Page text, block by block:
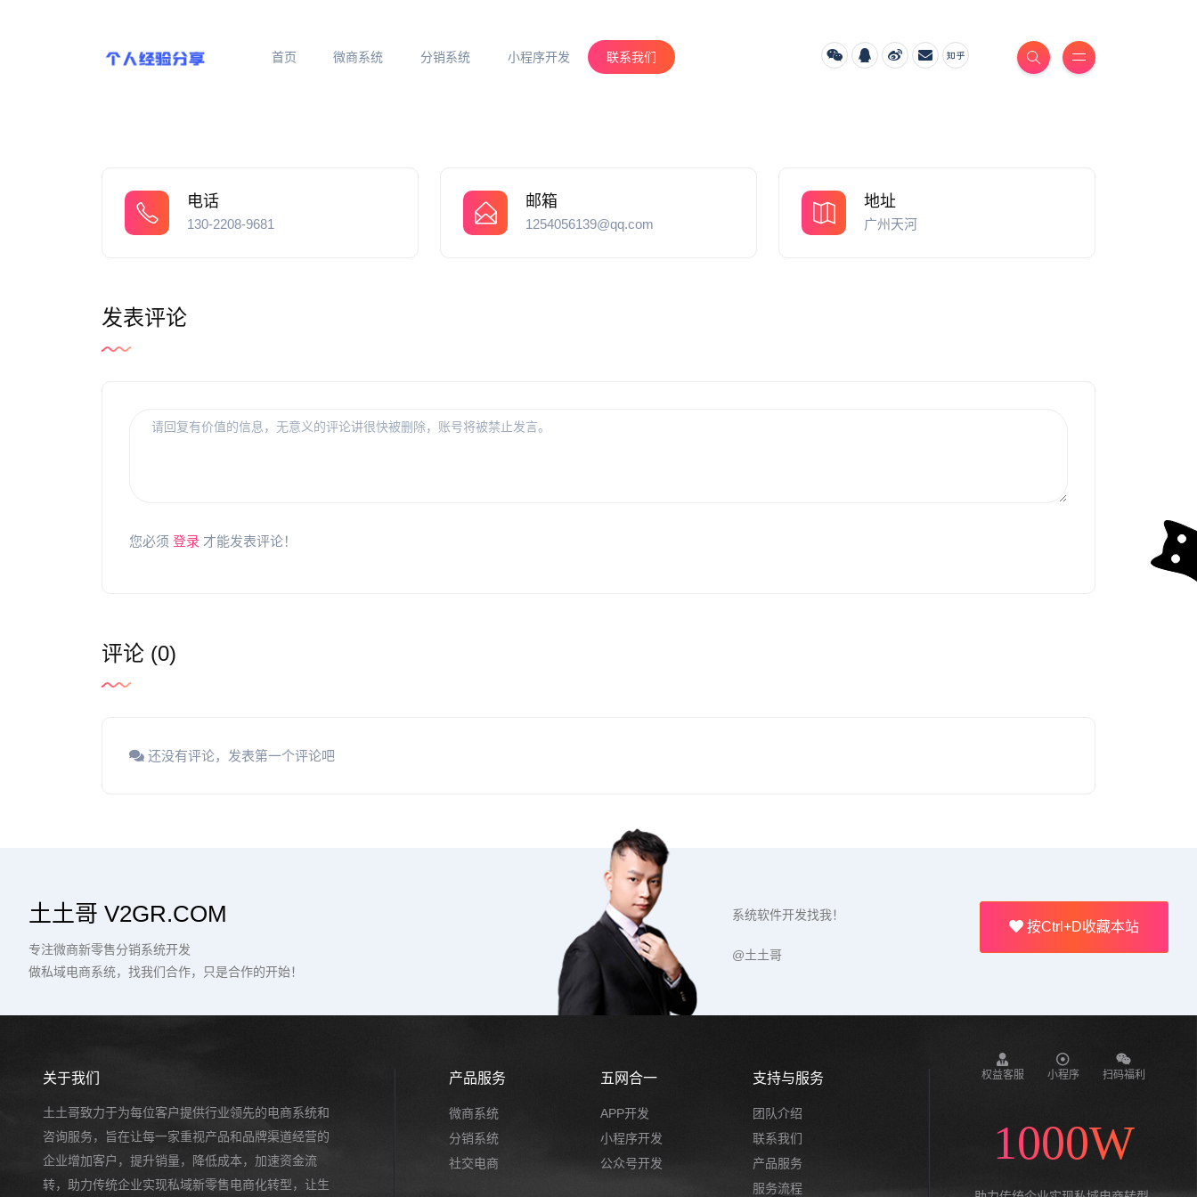
首页 微商系统 分销系统 小程序开发 联系我们
电话
130-2208-9681
邮箱
1254056139@qq.com
地址
广州天河
发表评论
您必须 登录 才能发表评论！
评论 (0)
还没有评论，发表第一个评论吧
土土哥 V2GR.COM
专注微商新零售分销系统开发
做私域电商系统，找我们合作，只是合作的开始！
按Ctrl+D收藏本站
系统软件开发找我！
@土土哥
关于我们
土土哥致力于为每位客户提供行业领先的电商系统和
咨询服务，旨在让每一家重视产品和品牌渠道经营的
企业增加客户，提升销量，降低成本，加速资金流
转，助力传统企业实现私域新零售电商化转型，让生
产品服务
微商系统
分销系统
社交电商
五网合一
APP开发
小程序开发
公众号开发
支持与服务
团队介绍
联系我们
产品服务
服务流程
权益客服 小程序 扫码福利
1000W